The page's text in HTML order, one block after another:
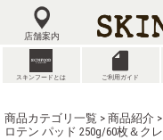
店舗案内
スキンフードとは ご利用ガイド
商品カテゴリ一覧 > 商品紹介 >
ロテン パッド 250g/60枚＆ク